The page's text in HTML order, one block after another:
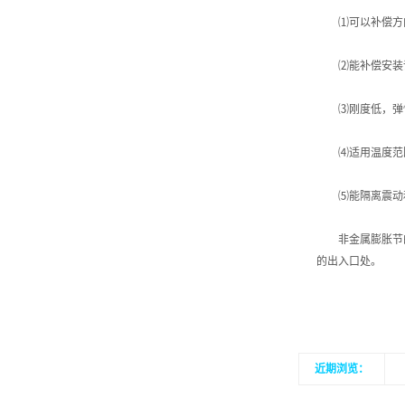
⑴可以补偿方向
⑵能补偿安装
⑶刚度低，弹
⑷适用温度范
⑸能隔离震动
非金属膨胀节的
的出入口处。
近期浏览：